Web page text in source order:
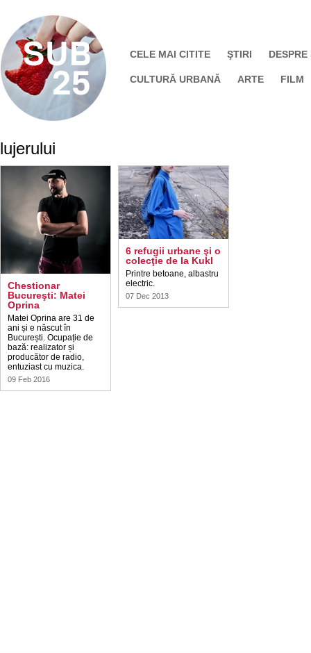
CELE MAI CITITE ŞTIRI DESPRE
CULTURĂ URBANĂ ARTE FILM
lujerului
Chestionar
Bucureşti: Matei
Oprina
Matei Oprina are 31 de
ani și e născut în
București. Ocupație de
bază: realizator și
producător de radio,
entuziast cu muzica.
09 Feb 2016
6 refugii urbane şi o
colecţie de la Kukl
Printre betoane, albastru
electric.
07 Dec 2013